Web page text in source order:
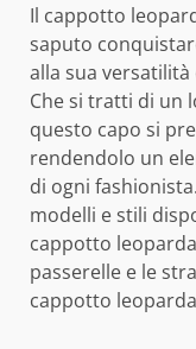
Il cappotto
saputo
alla sua
Che si tratti di un
questo capo si
rendendolo un
di ogni
modelli e stili
cappotto
passerelle e le
cappotto